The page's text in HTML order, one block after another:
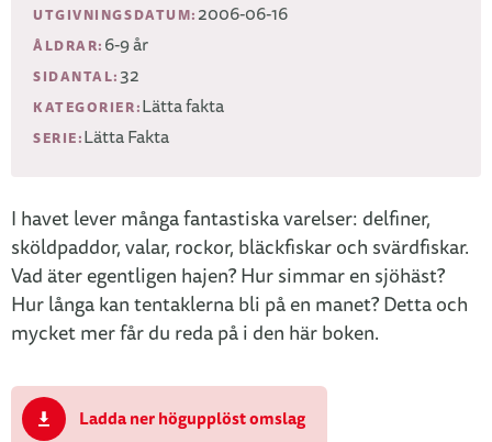
UTGIVNINGSDATUM: 2006-06-16
ÅLDRAR: 6-9 år
SIDANTAL:32
KATEGORIER:Lätta fakta
SERIE:Lätta Fakta
I havet lever många fantastiska varelser: delfiner,
sköldpaddor, valar, rockor, bläckfiskar och svärdfiskar.
Vad äter egentligen hajen? Hur simmar en sjöhäst?
Hur långa kan tentaklerna bli på en manet? Detta och
mycket mer får du reda på i den här boken.
Ladda ner högupplöst omslag